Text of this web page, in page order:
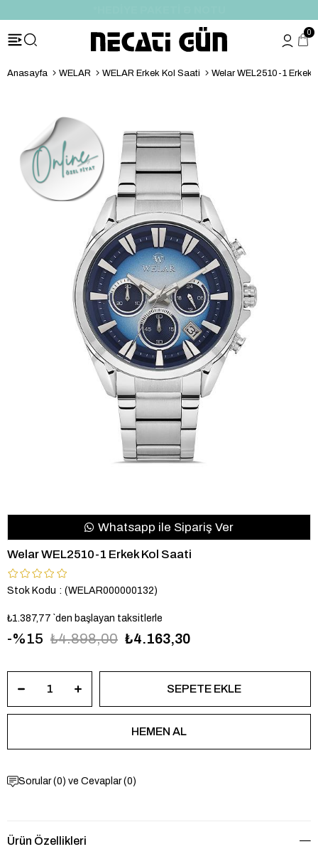
0
Anasayfa WELAR WELAR Erkek Kol Saati Welar WEL2510-1 Erkek
Whatsapp ile Sipariş Ver
Welar WEL2510-1 Erkek Kol Saati
Stok Kodu (WELAR000000132)
₺1.387,77 `den başlayan taksitlerle
15 ₺4.898,00 ₺4.163,30
Sorular (0) ve Cevaplar (0)
Ürün Özellikleri